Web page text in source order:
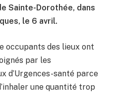
Sainte-Dorothée, dans
le 6 avril.
occupants des lieux ont
par les
d’Urgences-santé parce
une quantité trop